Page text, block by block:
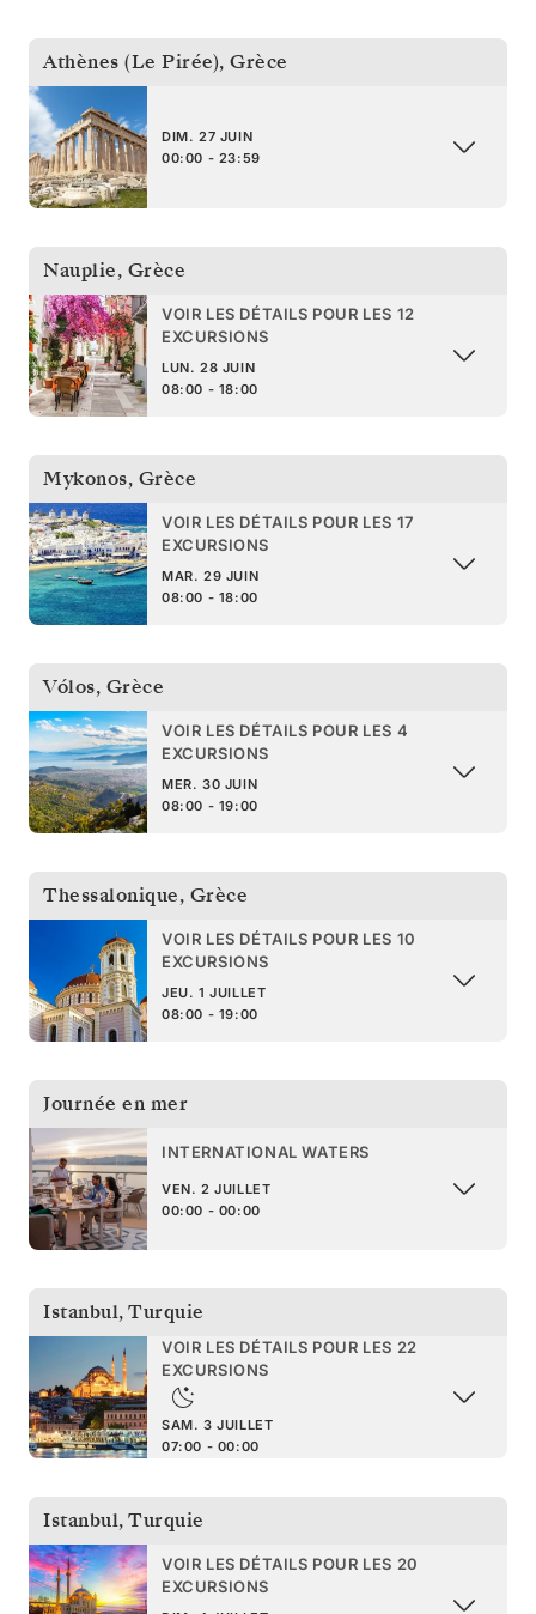
Athènes (Le Pirée), Grèce
DIM. 27 JUIN
00:00 - 23:59
Nauplie, Grèce
VOIR LES DÉTAILS POUR LES 12
EXCURSIONS
LUN. 28 JUIN
08:00 - 18:00
Mykonos, Grèce
VOIR LES DÉTAILS POUR LES 17
EXCURSIONS
MAR. 29 JUIN
08:00 - 18:00
Vólos, Grèce
VOIR LES DÉTAILS POUR LES 4
EXCURSIONS
MER. 30 JUIN
08:00 - 19:00
Thessalonique, Grèce
VOIR LES DÉTAILS POUR LES 10
EXCURSIONS
JEU. 1 JUILLET
08:00 - 19:00
Journée en mer
INTERNATIONAL WATERS
VEN. 2 JUILLET
00:00 - 00:00
Istanbul,Turquie
VOIR LES DÉTAILS POUR LES 22
EXCURSIONS
SAM. 3 JUILLET
07:00 - 00:00
Istanbul,Turquie
VOIR LES DÉTAILS POUR LES 20
EXCURSIONS